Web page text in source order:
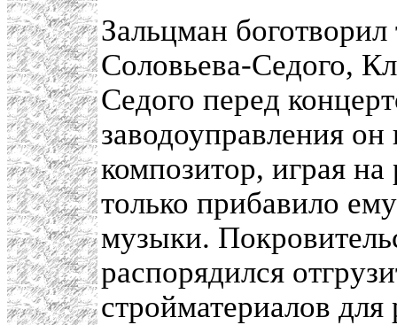
Зальцман
Соловьева-Седого,
Седого перед
заводоуправления
композитор, играя на
только прибавило
музыки.
распорядился
стройматериалов для